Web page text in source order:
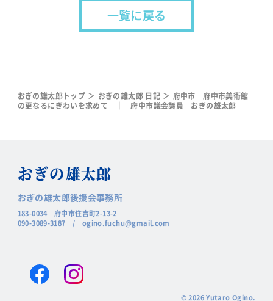
おぎの雄太郎トップ おぎの雄太郎 日記
府中市 府中市美術館
の更なるにぎわいを求めて ｜ 府中市議会議員 おぎの雄太郎
一覧に戻る
おぎの雄太郎
おぎの雄太郎後援会事務所
183-0034 府中市住吉町2-13-2
090-3089-3187 / ogino.fuchu@gmail.com
Facebook
© 2026 Yutaro Ogino.